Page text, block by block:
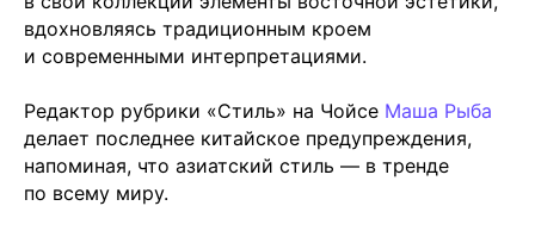
вдохновляясь традиционным кроем
и современными интерпретациями.
Редактор рубрики «Стиль» на Чойсе Маша Рыба
делает последнее китайское предупреждения,
напоминая, что азиатский стиль — в тренде
по всему миру.